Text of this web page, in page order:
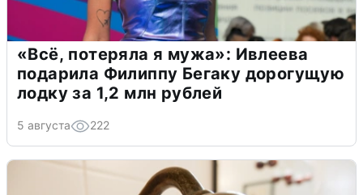
«Всё, потеряла я мужа»: Ивлеева
подарила Филиппу Бегаку дорогущую
лодку за 1,2 млн рублей
5 августа 222